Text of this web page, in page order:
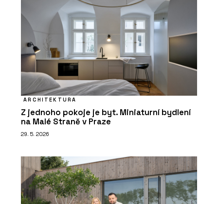
ARCHITEKTURA
Z jednoho pokoje je byt. Miniaturní bydlení
na Malé Straně v Praze
29. 5. 2026